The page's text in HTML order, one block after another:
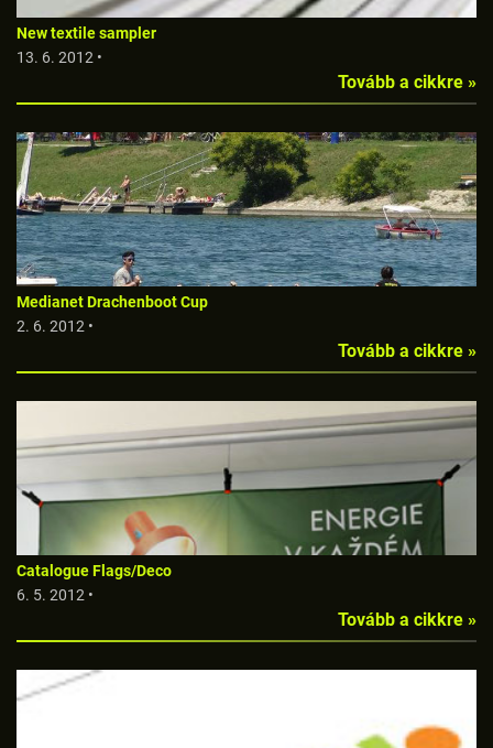
New textile sampler
13. 6. 2012 •
Tovább a cikkre »
Medianet Drachenboot Cup
2. 6. 2012 •
Tovább a cikkre »
Catalogue Flags/Deco
6. 5. 2012 •
Tovább a cikkre »